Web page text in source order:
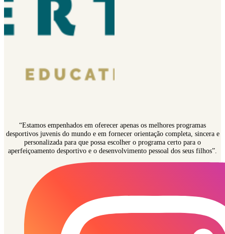
“Estamos empenhados em oferecer apenas os melhores programas
desportivos juvenis do mundo e em fornecer orientação completa, sincera e
personalizada para que possa escolher o programa certo para o
aperfeiçoamento desportivo e o desenvolvimento pessoal dos seus filhos”.